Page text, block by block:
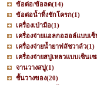
ข้อต่อ/ข้อลด(14)
ข้อต่อน้ำทิ้งชักโครก(1)
เครื่องเป่ามือ(1)
เครื่องจ่ายแอลกอฮอล์แบบเซ็
เครื่องจ่ายน้ำยาฟลัชวาล์ว(1)
เครื่องจ่ายสบู่เหลวแบบเซ็นเ
จานวางสบู่(1)
ชั้นวางของ(20)